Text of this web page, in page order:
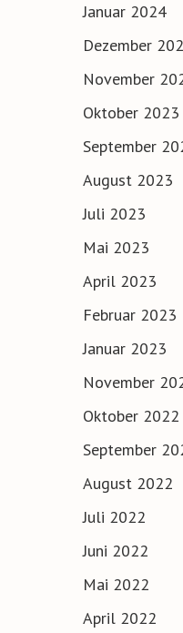
Januar 2024
Dezember
November
Oktober 2023
September
August 2023
Juli 2023
Mai 2023
April 2023
Februar 2023
Januar 2023
November
Oktober 2022
September
August 2022
Juli 2022
Juni 2022
Mai 2022
April 2022